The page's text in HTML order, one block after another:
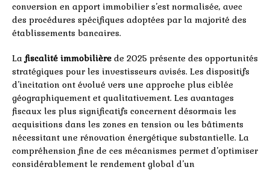
conversion en apport immobilier s’est normalisée, avec
des procédures spécifiques adoptées par la majorité des
établissements bancaires.
La fiscalité immobilière de 2025 présente des opportunités
stratégiques pour les investisseurs avisés. Les dispositifs
d’incitation ont évolué vers une approche plus ciblée
géographiquement et qualitativement. Les avantages
fiscaux les plus significatifs concernent désormais les
acquisitions dans les zones en tension ou les bâtiments
nécessitant une rénovation énergétique substantielle. La
compréhension fine de ces mécanismes permet d’optimiser
considérablement le rendement global d’un